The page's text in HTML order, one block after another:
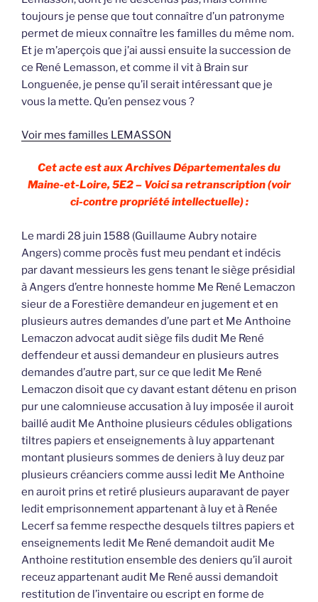
toujours je pense que tout connaître d’un patronyme
permet de mieux connaître les familles du même nom.
Et je m’aperçois que j’ai aussi ensuite la succession de
ce René Lemasson, et comme il vit à Brain sur
Longuenée, je pense qu’il serait intéressant que je
vous la mette. Qu’en pensez vous ?
Voir mes familles LEMASSON
Cet acte est aux Archives Départementales du
Maine-et-Loire, 5E2 – Voici sa retranscription (voir
ci-contre propriété intellectuelle) :
Le mardi 28 juin 1588 (Guillaume Aubry notaire
Angers) comme procès fust meu pendant et indécis
par davant messieurs les gens tenant le siège présidial
à Angers d’entre honneste homme Me René Lemaczon
sieur de a Forestière demandeur en jugement et en
plusieurs autres demandes d’une part et Me Anthoine
Lemaczon advocat audit siège fils dudit Me René
deffendeur et aussi demandeur en plusieurs autres
demandes d’autre part, sur ce que ledit Me René
Lemaczon disoit que cy davant estant détenu en prison
pur une calomnieuse accusation à luy imposée il auroit
baillé audit Me Anthoine plusieurs cédules obligations
tiltres papiers et enseignements à luy appartenant
montant plusieurs sommes de deniers à luy deuz par
plusieurs créanciers comme aussi ledit Me Anthoine
en auroit prins et retiré plusieurs auparavant de payer
ledit emprisonnement appartenant à luy et à Renée
Lecerf sa femme respecthe desquels tiltres papiers et
enseignements ledit Me René demandoit audit Me
Anthoine restitution ensemble des deniers qu’il auroit
receuz appartenant audit Me René aussi demandoit
restitution de l’inventaire ou escript en forme de